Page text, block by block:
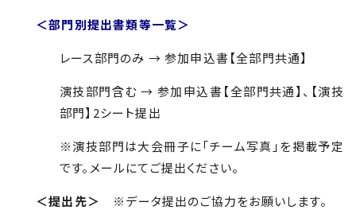
＜部門別提出書類等一覧＞
レース部門のみ → 参加申込書【全部門共通】
演技部門含む → 参加申込書【全部門共通】、【演技
部門】2シート提出
※演技部門は大会冊子に「チーム写真」を掲載予定
です。メールにてご提出ください。
＜提出先＞ ※データ提出のご協力をお願いします。